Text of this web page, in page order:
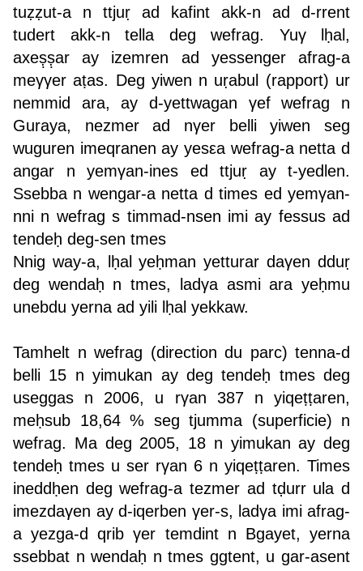
tuẓẓut-a n ttjuṛ ad kafint akk-n ad d-rrent
tudert akk-n tella deg wefrag. Yuγ lḥal,
axeṣ̣ṣ̣ar ay izemren ad yessenger afrag-a
meγγer aṭas. Deg yiwen n uṛabul (rapport) ur
nemmid ara, ay d-yettwagan γef wefrag n
Guraya, nezmer ad nγer belli yiwen seg
wuguren imeqranen ay yesεa wefrag-a netta d
angar n yemγan-ines ed ttjuṛ ay t-yedlen.
Ssebba n wengar-a netta d times ed yemγan-
nni n wefrag s timmad-nsen imi ay fessus ad
tendeḥ deg-sen tmes
Nnig way-a, lḥal yeḥman yetturar daγen dduṛ
deg wendaḥ n tmes, ladγa asmi ara yeḥmu
unebdu yerna ad yili lḥal yekkaw.
Tamhelt n wefrag (direction du parc) tenna-d
belli 15 n yimukan ay deg tendeḥ tmes deg
useggas n 2006, u rγan 387 n yiqeṭṭaren,
meḥsub 18,64 % seg tjumma (superficie) n
wefrag. Ma deg 2005, 18 n yimukan ay deg
tendeḥ tmes u ser rγan 6 n yiqeṭṭaren. Times
ineddḥen deg wefrag-a tezmer ad tḍurr ula d
imezdaγen ay d-iqerben γer-s, ladγa imi afrag-
a yezga-d qrib γer temdint n Bgayet, yerna
ssebbat n wendaḥ n tmes ggtent, u gar-asent